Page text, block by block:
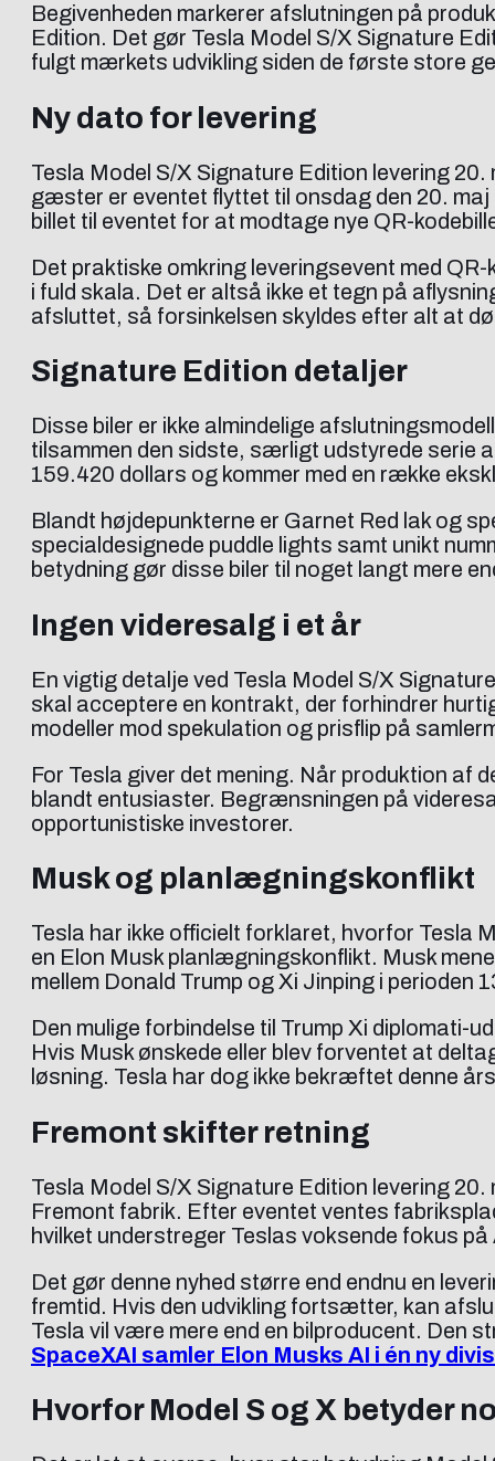
Begivenheden markerer afslutningen på
Edition. Det gør Tesla Model S/X Signature
fulgt mærkets udvikling siden de første store
Ny dato for levering
Tesla Model S/X Signature Edition levering
gæster er eventet flyttet til onsdag den 20.
billet til eventet for at modtage nye QR-
Det praktiske omkring leveringsevent med
i fuld skala. Det er altså ikke et tegn på
afsluttet, så forsinkelsen skyldes efter alt at
Signature Edition detaljer
Disse biler er ikke almindelige
tilsammen den sidste, særligt udstyrede serie
159.420 dollars og kommer med en række
Blandt højdepunkterne er Garnet Red lak og
specialdesignede puddle lights samt unikt
betydning gør disse biler til noget langt mere
Ingen videresalg i et år
En vigtig detalje ved Tesla Model S/X
skal acceptere en kontrakt, der forhindrer
modeller mod spekulation og prisflip på
For Tesla giver det mening. Når produktion af
blandt entusiaster. Begrænsningen på
opportunistiske investorer.
Musk og planlægningskonflikt
Tesla har ikke officielt forklaret, hvorfor Tesla
en Elon Musk planlægningskonflikt. Musk
mellem Donald Trump og Xi Jinping i perioden
Den mulige forbindelse til Trump Xi
Hvis Musk ønskede eller blev forventet at
løsning. Tesla har dog ikke bekræftet denne
Fremont skifter retning
Tesla Model S/X Signature Edition levering
Fremont fabrik. Efter eventet ventes
hvilket understreger Teslas voksende fokus
Det gør denne nyhed større end endnu en
fremtid. Hvis den udvikling fortsætter, kan
Tesla vil være mere end en bilproducent. Den
SpaceXAI samler Elon Musks AI i én ny
Hvorfor Model S og X betyder